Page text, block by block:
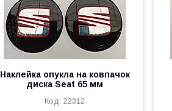
Наклейка опукла на ковпачок
диска Seat 65 мм
22312